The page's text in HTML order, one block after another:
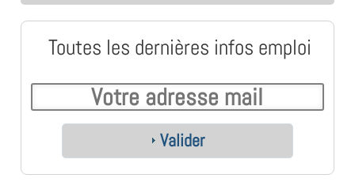
Toutes les dernières infos emploi
Valider